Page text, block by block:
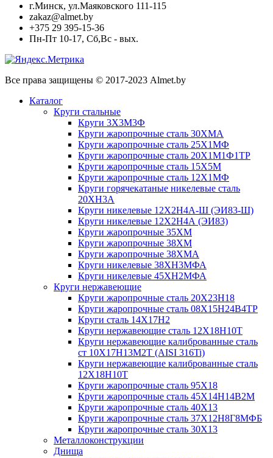
г.Минск, ул.Маяковского 111-115
zakaz@almet.by
+375 29 395-15-36
Пн-Пт 10-17, Сб,Вс - вых.
Все права защищены © 2017-2023 Almet.by
Каталог
Круги стальные
Круги 3Х3М3Ф
Круги жаропрочные сталь 30ХМА
Круги жаропрочные сталь 25Х1МФ
Круги жаропрочные сталь 20Х1М1Ф1ТР
Круги жаропрочные сталь 15Х5М
Круги жаропрочные сталь 12Х1МФ
Круги горячекатаные никелевые сталь
20ХН3А
Круги никелевые 12Х2Н4А-Ш (ЭИ83-Ш)
Круги никелевые 12Х2Н4А (ЭИ83)
Круги жаропрочные 35ХМ
Круги жаропрочные 38ХМ
Круги жаропрочные 38ХМА
Круги никелевые 38XH3MФА
Круги никелевые 45ХН2МФА
Круги нержавеющие
Круги жаропрочные сталь 20Х23Н18
Круги жаропрочные сталь 08Х15Н24В4ТР
Круги сталь 14Х17Н2
Круги нержавеющие сталь 12Х18Н10Т
Круги нержавеющие калиброванные сталь
ст 10Х17Н13М2Т (AISI 316Ti)
Круги нержавеющие калиброванные сталь
12Х18Н10Т
Круги жаропрочные сталь 95Х18
Круги жаропрочные сталь 45Х14Н14В2М
Круги жаропрочные сталь 40Х13
Круги жаропрочные сталь 37Х12Н8Г8МФБ
Круги жаропрочные сталь 30Х13
Металлоконструкции
Днища